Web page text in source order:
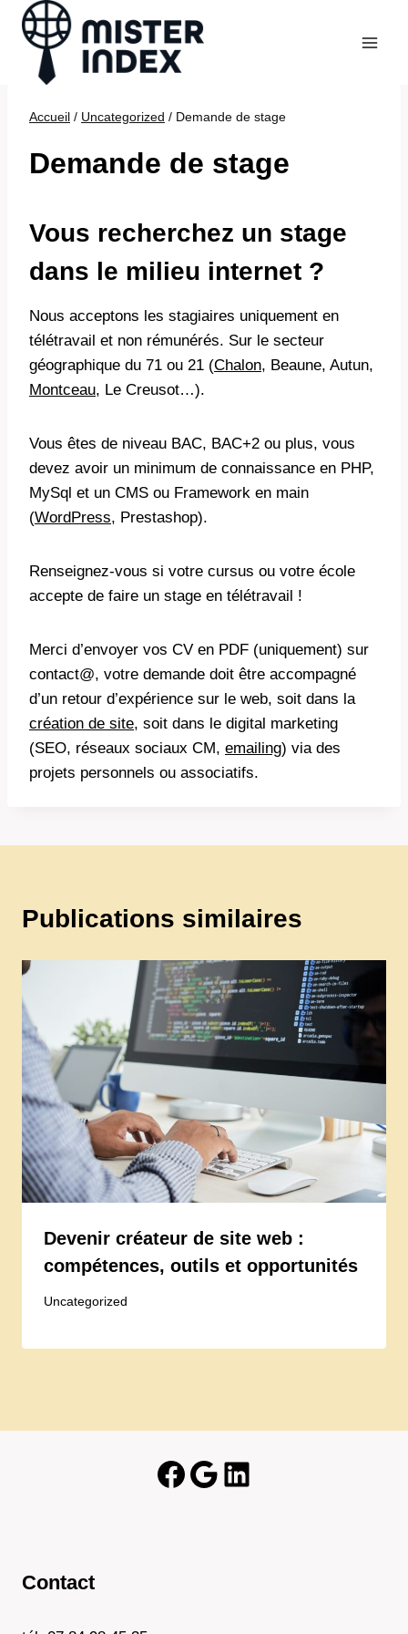
Aller
contenu
Accueil / Uncategorized / Demande de stage
Demande de stage
Vous recherchez un stage
dans le milieu internet ?
Nous acceptons les stagiaires uniquement en
télétravail et non rémunérés. Sur le secteur
géographique du 71 ou 21 (Chalon, Beaune, Autun,
Montceau, Le Creusot…).
Vous êtes de niveau BAC, BAC+2 ou plus, vous
devez avoir un minimum de connaissance en PHP,
MySql et un CMS ou Framework en main
(WordPress, Prestashop).
Renseignez-vous si votre cursus ou votre école
accepte de faire un stage en télétravail !
Merci d’envoyer vos CV en PDF (uniquement) sur
contact@, votre demande doit être accompagné
d’un retour d’expérience sur le web, soit dans la
création de site, soit dans le digital marketing
(SEO, réseaux sociaux CM, emailing) via des
projets personnels ou associatifs.
Publications similaires
Devenir créateur de site web :
compétences, outils et opportunités
Uncategorized
Facebook
Google
LinkedIn
Contact